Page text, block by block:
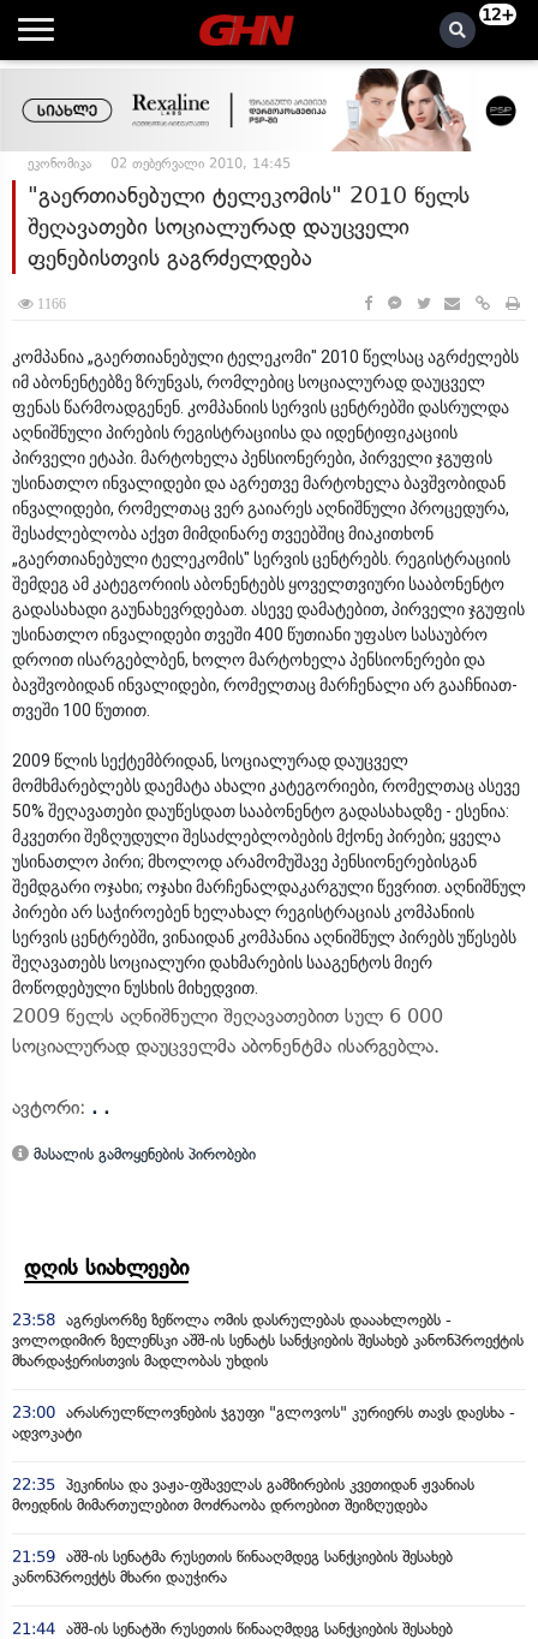
12+
ეკონომიკა 02 თებერვალი 2010, 14:45
"გაერთიანებული ტელეკომის" 2010 წელს
შეღავათები სოციალურად დაუცველი
ფენებისთვის გაგრძელდება
1166
კომპანია „გაერთიანებული ტელეკომი" 2010 წელსაც აგრძელებს
იმ აბონენტებზე ზრუნვას, რომლებიც სოციალურად დაუცველ
ფენას წარმოადგენენ. კომპანიის სერვის ცენტრებში დასრულდა
აღნიშნული პირების რეგისტრაციისა და იდენტიფიკაციის
პირველი ეტაპი. მარტოხელა პენსიონერები, პირველი ჯგუფის
უსინათლო ინვალიდები და აგრეთვე მარტოხელა ბავშვობიდან
ინვალიდები, რომელთაც ვერ გაიარეს აღნიშნული პროცედურა,
შესაძლებლობა აქვთ მიმდინარე თვეებშიც მიაკითხონ
„გაერთიანებული ტელეკომის" სერვის ცენტრებს. რეგისტრაციის
შემდეგ ამ კატეგორიის აბონენტებს ყოველთვიური სააბონენტო
გადასახადი გაუნახევრდებათ. ასევე დამატებით, პირველი ჯგუფის
უსინათლო ინვალიდები თვეში 400 წუთიანი უფასო სასაუბრო
დროით ისარგებლბენ, ხოლო მარტოხელა პენსიონერები და
ბავშვობიდან ინვალიდები, რომელთაც მარჩენალი არ გააჩნიათ-
თვეში 100 წუთით.
2009 წლის სექტემბრიდან, სოციალურად დაუცველ
მომხმარებლებს დაემატა ახალი კატეგორიები, რომელთაც ასევე
50% შეღავათები დაუწესდათ სააბონენტო გადასახადზე - ესენია:
მკვეთრი შეზღუდული შესაძლებლობების მქონე პირები; ყველა
უსინათლო პირი; მხოლოდ არამომუშავე პენსიონერებისგან
შემდგარი ოჯახი; ოჯახი მარჩენალდაკარგული წევრით. აღნიშნულ
პირები არ საჭიროებენ ხელახალ რეგისტრაციას კომპანიის
სერვის ცენტრებში, ვინაიდან კომპანია აღნიშნულ პირებს უწესებს
შეღავათებს სოციალური დახმარების სააგენტოს მიერ
მოწოდებული ნუსხის მიხედვით.
2009 წელს აღნიშნული შეღავათებით სულ 6 000
სოციალურად დაუცველმა აბონენტმა ისარგებლა.
ავტორი: . .
მასალის გამოყენების პირობები
დღის სიახლეები
23:58 აგრესორზე ზეწოლა ომის დასრულებას დააახლოებს -
ვოლოდიმირ ზელენსკი აშშ-ის სენატს სანქციების შესახებ კანონპროექტის
მხარდაჭერისთვის მადლობას უხდის
23:00 არასრულწლოვნების ჯგუფი "გლოვოს" კურიერს თავს დაესხა -
ადვოკატი
22:35 პეკინისა და ვაჟა-ფშაველას გამზირების კვეთიდან ჟვანიას
მოედნის მიმართულებით მოძრაობა დროებით შეიზღუდება
21:59 აშშ-ის სენატმა რუსეთის წინააღმდეგ სანქციების შესახებ
კანონპროექტს მხარი დაუჭირა
21:44 აშშ-ის სენატში რუსეთის წინააღმდეგ სანქციების შესახებ